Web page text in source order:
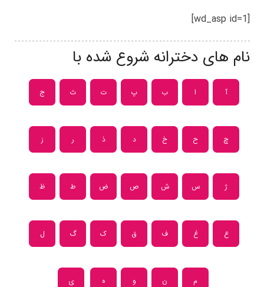
[wd_asp id=1]
نام های دخترانه شروع شده با
آ ا ب پ ت ث ج
چ ح خ د ذ ر ز
ژ س ش ص ض ط ظ
ع غ ف ق ک گ ل
م ن و ه ی